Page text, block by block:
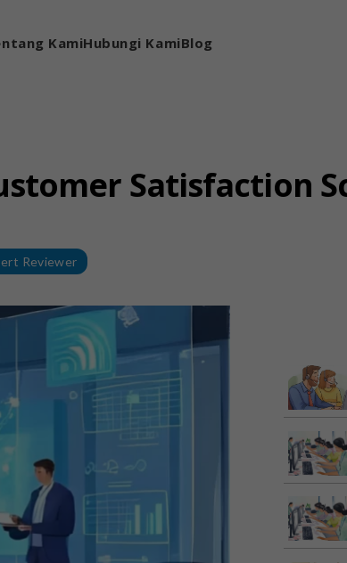
KamiHubungi KamiBlog
Satisfaction
Reviewer